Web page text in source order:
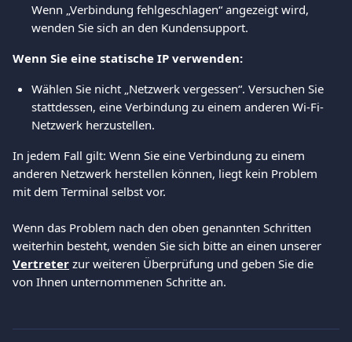
Wenn „Verbindung fehlgeschlagen“ angezeigt wird,
wenden Sie sich an den Kundensupport.
Wenn Sie eine statische IP verwenden:
Wählen Sie nicht „Netzwerk vergessen“. Versuchen Sie
stattdessen, eine Verbindung zu einem anderen Wi-Fi-
Netzwerk herzustellen.
In jedem Fall gilt: Wenn Sie eine Verbindung zu einem
anderen Netzwerk herstellen können, liegt kein Problem
mit dem Terminal selbst vor.
Wenn das Problem nach den oben genannten Schritten
weiterhin besteht, wenden Sie sich bitte an einen unserer
Vertreter zur weiteren Überprüfung und geben Sie die
von Ihnen unternommenen Schritte an.